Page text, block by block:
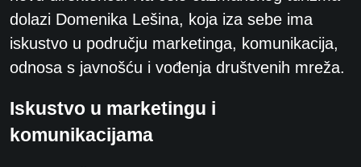
dolazi Domenika Lešina, koja iza sebe ima
iskustvo u području marketinga, komunikacija,
odnosa s javnošću i vođenja društvenih mreža.
Iskustvo u marketingu i
komunikacijama